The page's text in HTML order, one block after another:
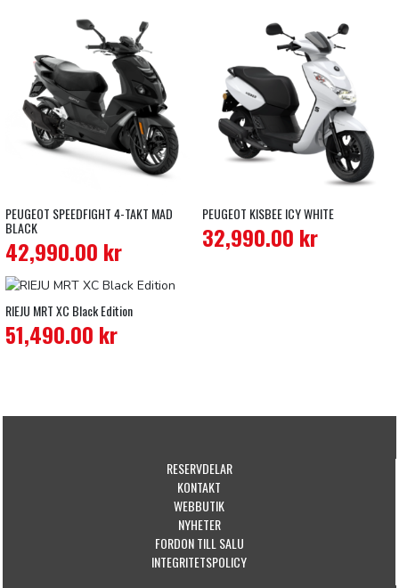
PEUGEOT SPEEDFIGHT 4-TAKT MAD
BLACK
42,990.00 kr
PEUGEOT KISBEE ICY WHITE
32,990.00 kr
RIEJU MRT XC Black Edition
51,490.00 kr
RESERVDELAR
KONTAKT
WEBBUTIK
NYHETER
FORDON TILL SALU
INTEGRITETSPOLICY